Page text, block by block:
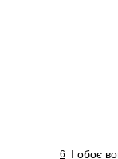
6 І обоє